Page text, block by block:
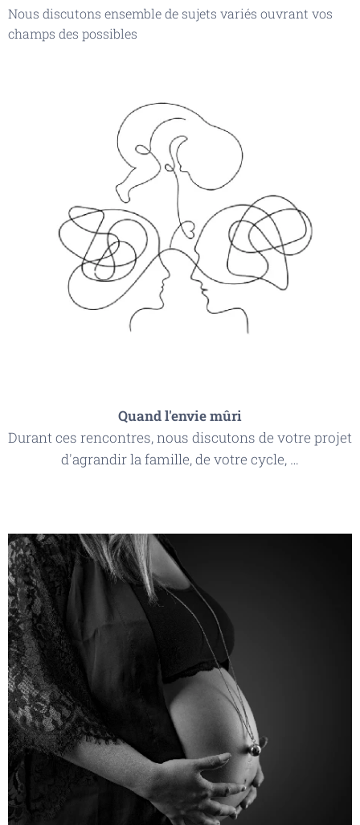
Nous discutons ensemble de sujets variés ouvrant vos
champs des possibles
Quand l'envie mûri
Durant ces rencontres, nous discutons de votre projet
d'agrandir la famille, de votre cycle, …